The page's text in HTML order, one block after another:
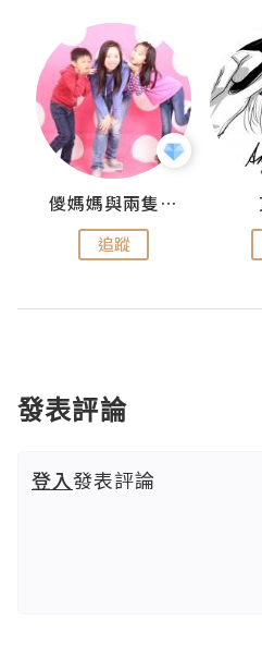
儍媽媽與兩隻小魔怪之家
追蹤
發表評論
登入發表評論